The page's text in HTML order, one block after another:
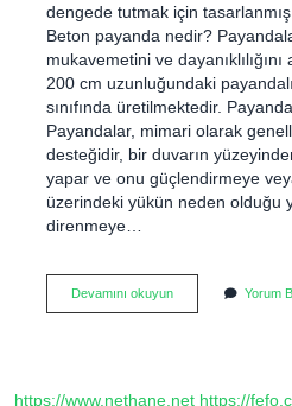
dengede tutmak için
Beton payanda nedir?
mukavemetini ve dayanıklılığını
200 cm uzunluğundaki
sınıfında üretilmektedir.
Payandalar, mimari olarak
desteğidir, bir duvarın
yapar ve onu güçlendirmeye
üzerindeki yükün neden olduğu
direnmeye…
Devamını okuyunÇatıda
Payanda
Yorum
https://www.nethane.net https://